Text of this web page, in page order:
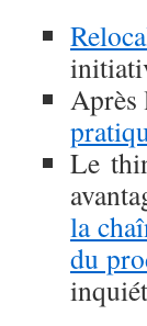
Après
Le
la
du